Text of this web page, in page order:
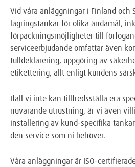
Vid våra anläggningar i Finland och
lagringstankar för olika ändamål,
förpackningsmöjligheter till
serviceerbjudande omfattar även
tulldeklarering, uppgöring av
etikettering, allt enligt kundens
Ifall vi inte kan tillfredsställa era
nuvarande utrustning, är vi även
installering av kund-specifika
den service som ni behöver.
Våra anläggningar är ISO-